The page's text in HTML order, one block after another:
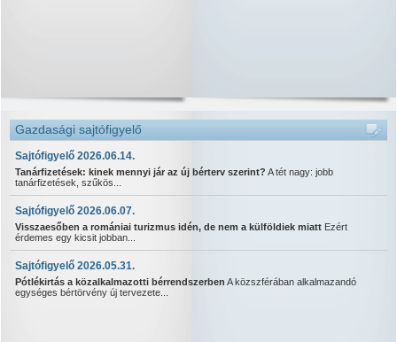
Gazdasági sajtófigyelő
Sajtófigyelő 2026.06.14.
Tanárfizetések: kinek mennyi jár az új bérterv szerint? A tét nagy: jobb
tanárfizetések, szűkös...
Sajtófigyelő 2026.06.07.
Visszaesőben a romániai turizmus idén, de nem a külföldiek miatt Ezért
érdemes egy kicsit jobban...
Sajtófigyelő 2026.05.31.
Pótlékirtás a közalkalmazotti bérrendszerben A közszférában alkalmazandó
egységes bértörvény új tervezete...